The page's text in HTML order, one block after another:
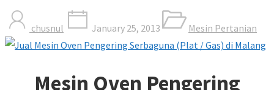
chusnul January 25, 2013 Mesin Pertanian
Mesin Oven Pengering